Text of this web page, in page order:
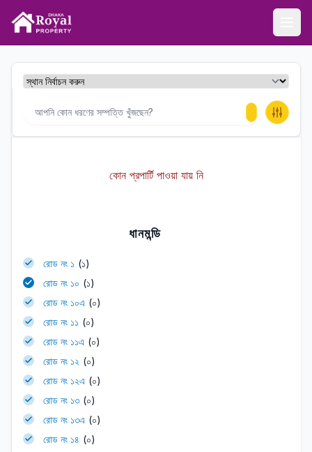
ঢাকা রয়েল প্রপার্টি
কোন প্রপার্টি পাওয়া যায় নি
ধানমন্ডি
রোড নং ১ (১)
রোড নং ১০ (১)
রোড নং ১০এ (০)
রোড নং ১১ (০)
রোড নং ১১এ (০)
রোড নং ১২ (০)
রোড নং ১২এ (০)
রোড নং ১৩ (০)
রোড নং ১৩এ (০)
রোড নং ১৪ (০)